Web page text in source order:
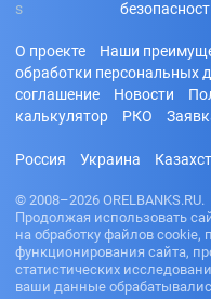
О проекте Наши
обработки персональных
соглашение
Новости
калькулятор
РКО
Россия Украина
© 2008–2026 ORELBANKS.RU.
Продолжая использовать
на обработку файлов cookie,
функционирования сайта,
статистических
ваши данные